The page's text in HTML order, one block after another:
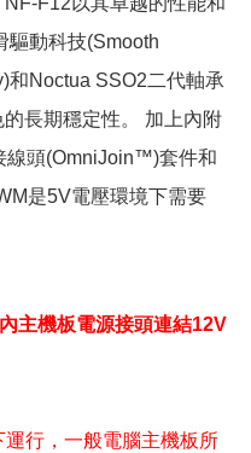
驅動科技(Smooth
和Noctua SSO2二代軸承
長期穩定性。 加上內附
線頭(OmniJoin™)套件和
是5V電壓環境下需要
主機板電源接頭連結12V
行，一般電腦主機板所